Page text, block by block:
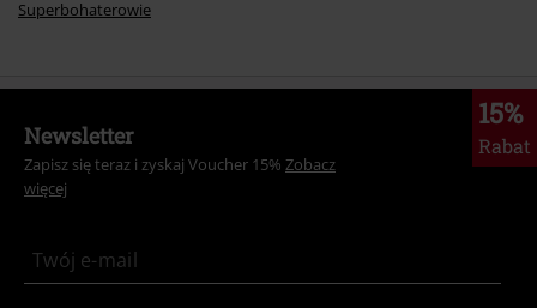
Superbohaterowie
15%
Rabat
Newsletter
Zapisz się teraz i zyskaj Voucher 15% Zobacz
więcej